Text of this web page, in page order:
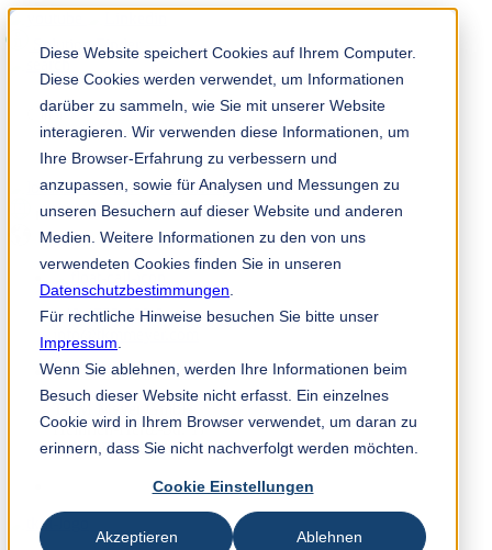
Diese Website speichert Cookies auf Ihrem Computer.
Diese Cookies werden verwendet, um Informationen
darüber zu sammeln, wie Sie mit unserer Website
interagieren. Wir verwenden diese Informationen, um
Ihre Browser-Erfahrung zu verbessern und
anzupassen, sowie für Analysen und Messungen zu
unseren Besuchern auf dieser Website und anderen
Medien. Weitere Informationen zu den von uns
verwendeten Cookies finden Sie in unseren
Datenschutzbestimmungen
Für rechtliche Hinweise besuchen Sie bitte unser
Impressum
Wenn Sie ablehnen, werden Ihre Informationen beim
Besuch dieser Website nicht erfasst. Ein einzelnes
Cookie wird in Ihrem Browser verwendet, um daran zu
erinnern, dass Sie nicht nachverfolgt werden möchten.
Cookie Einstellungen
Akzeptieren Ablehnen
Solution Finder
TKM App
ms
+49 4532 400 0
Heinrich-Hertz-Str. 17
22941 Bargteheide